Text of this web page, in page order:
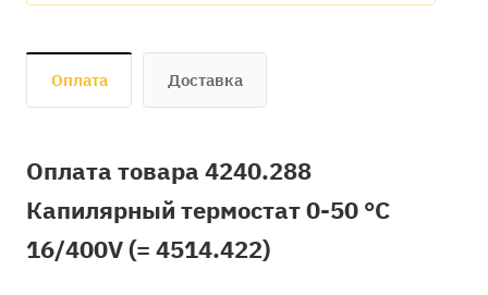
Оплата Доставка
Оплата товара 4240.288
Капилярный термостат 0-50 °C
16/400V (= 4514.422)